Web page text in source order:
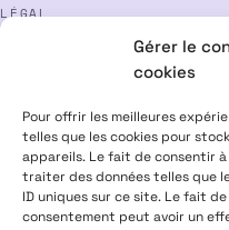
Gérer le
cookies
Pour offrir les meilleures
telles que les cookies pour
appareils. Le fait de consentir
traiter des données telles que
ID uniques sur ce site. Le fait
consentement peut avoir un
LÉGAL
CGV
ALPHA X CBD Shop © 2026
Visa
Mastercard CB